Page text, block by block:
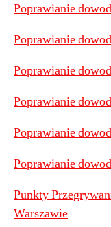
Poprawianie
Poprawianie
Poprawianie
Poprawianie
Poprawianie
Poprawianie
Punkty
Warszawie